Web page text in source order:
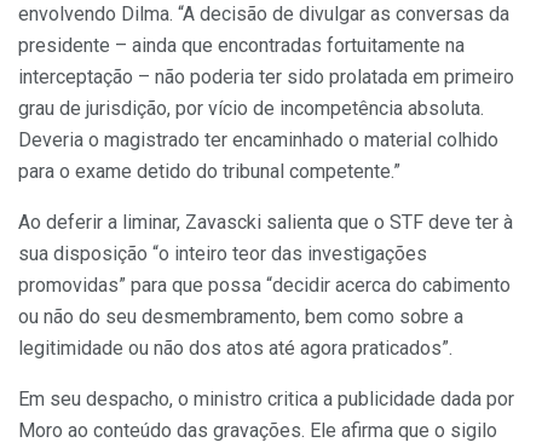
envolvendo Dilma. “A decisão de divulgar as conversas da
presidente – ainda que encontradas fortuitamente na
interceptação – não poderia ter sido prolatada em primeiro
grau de jurisdição, por vício de incompetência absoluta.
Deveria o magistrado ter encaminhado o material colhido
para o exame detido do tribunal competente.”
Ao deferir a liminar, Zavascki salienta que o STF deve ter à
sua disposição “o inteiro teor das investigações
promovidas” para que possa “decidir acerca do cabimento
ou não do seu desmembramento, bem como sobre a
legitimidade ou não dos atos até agora praticados”.
Em seu despacho, o ministro critica a publicidade dada por
Moro ao conteúdo das gravações. Ele afirma que o sigilo